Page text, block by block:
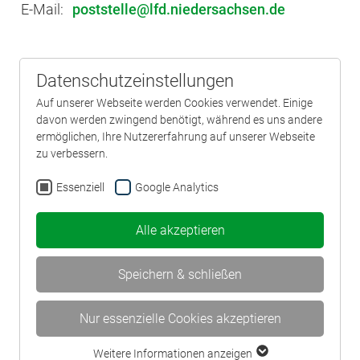
E-Mail: poststelle lfd.niedersachsen.de
Datenschutzeinstellungen
Auf unserer Webseite werden Cookies verwendet. Einige
davon werden zwingend benötigt, während es uns andere
ermöglichen, Ihre Nutzererfahrung auf unserer Webseite
zu verbessern.
Essenziell Google Analytics
Alle akzeptieren
Speichern & schließen
Nur essenzielle Cookies akzeptieren
Weitere Informationen anzeigen